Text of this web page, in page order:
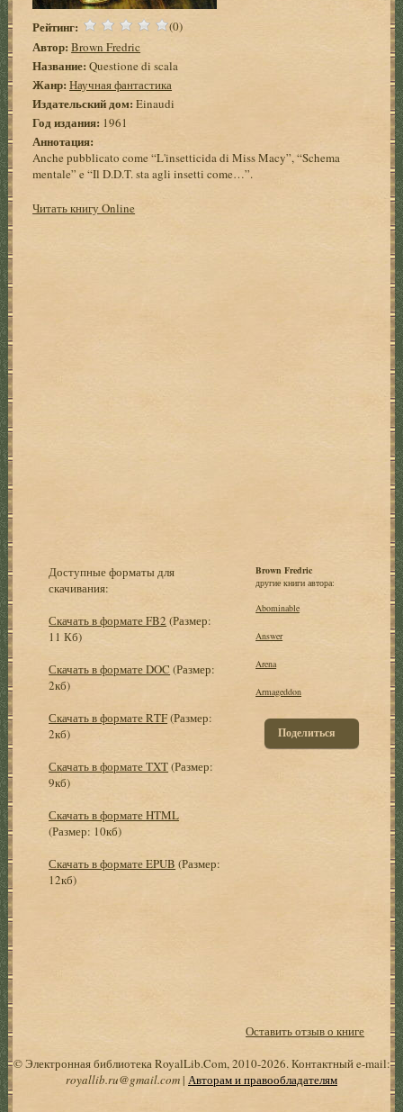
Рейтинг: (0)
Автор: Brown Fredric
Название: Questione di scala
Жанр: Научная фантастика
Издательский дом: Einaudi
Год издания: 1961
Аннотация:
Anche pubblicato come “L'insetticida di Miss Macy”, “Schema
mentale” e “Il D.D.T. sta agli insetti come…”.
Читать книгу Online
Доступные форматы для
скачивания:
Скачать в формате FB2 (Размер:
11 Кб)
Скачать в формате DOC (Размер:
2кб)
Скачать в формате RTF(Размер:
2кб)
Скачать в формате TXT(Размер:
9кб)
Скачать в формате HTML
(Размер: 10кб)
Скачать в формате EPUB (Размер:
12кб)
Brown Fredric
другие книги автора:
Abominable
Answer
Arena
Armageddon
Поделиться
Оставить отзыв о книге
© Электронная библиотека RoyalLib.Com, 2010-2026. Контактный e-mail:
royallib.ru@gmail.com| Авторам и правообладателям